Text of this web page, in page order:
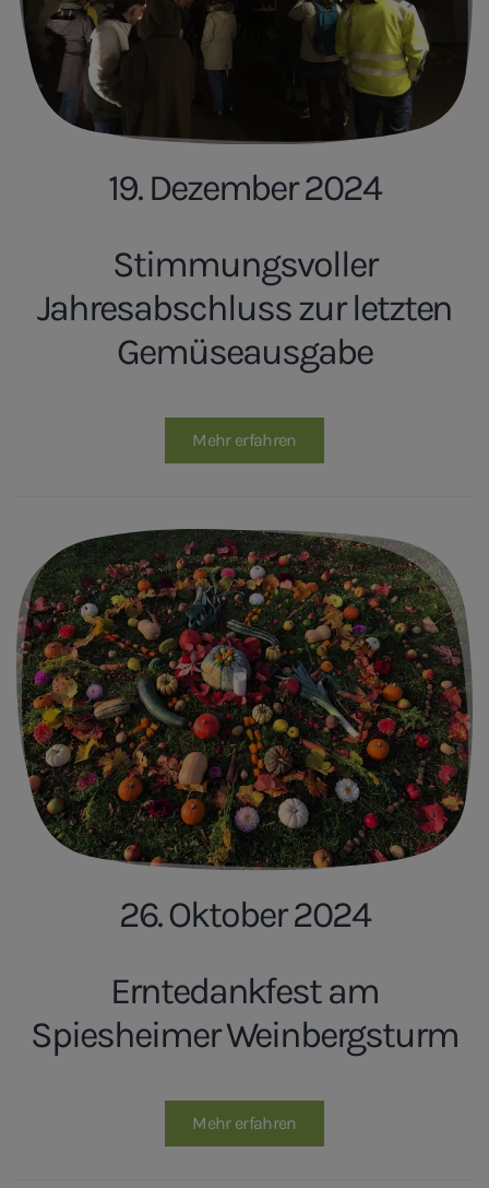
19. Dezember 2024
Stimmungsvoller
Jahresabschluss zur letzten
Gemüseausgabe
Mehr erfahren
26. Oktober 2024
Erntedankfest am
Spiesheimer Weinbergsturm
Mehr erfahren